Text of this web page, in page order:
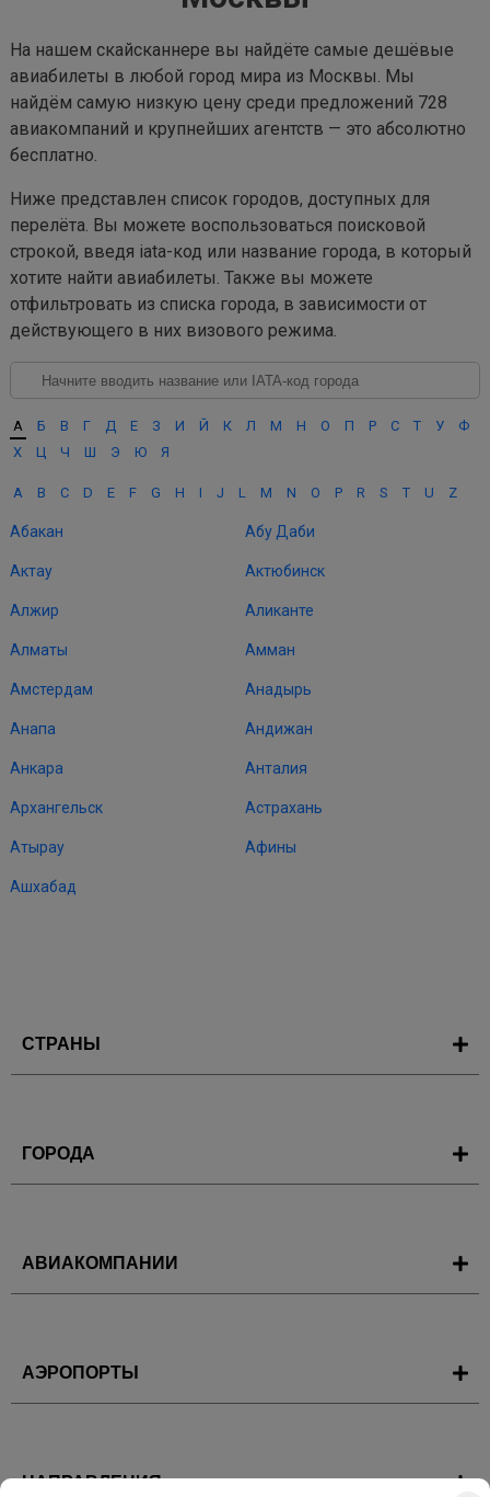
На нашем скайсканнере вы найдёте самые дешёвые
авиабилеты в любой город мира из Москвы. Мы
найдём самую низкую цену среди предложений 728
авиакомпаний и крупнейших агентств — это абсолютно
бесплатно.
Ниже представлен список городов, доступных для
перелёта. Вы можете воспользоваться поисковой
строкой, введя iata-код или название города, в который
хотите найти авиабилеты. Также вы можете
отфильтровать из списка города, в зависимости от
действующего в них визового режима.
А Б В Г Д Е З И Й К Л М Н О П Р С Т У
Ф
Х
Ц Ч Ш Э Ю Я
A B C D E F G H I J L M N O P R S T U Z
Абакан Абу Даби
Актау Актюбинск
Алжир Аликанте
Алматы Амман
Амстердам Анадырь
Анапа Андижан
Анкара Анталия
Архангельск Астрахань
Атырау Афины
Ашхабад
СТРАНЫ
ГОРОДА
АВИАКОМПАНИИ
АЭРОПОРТЫ
НАПРАВЛЕНИЯ